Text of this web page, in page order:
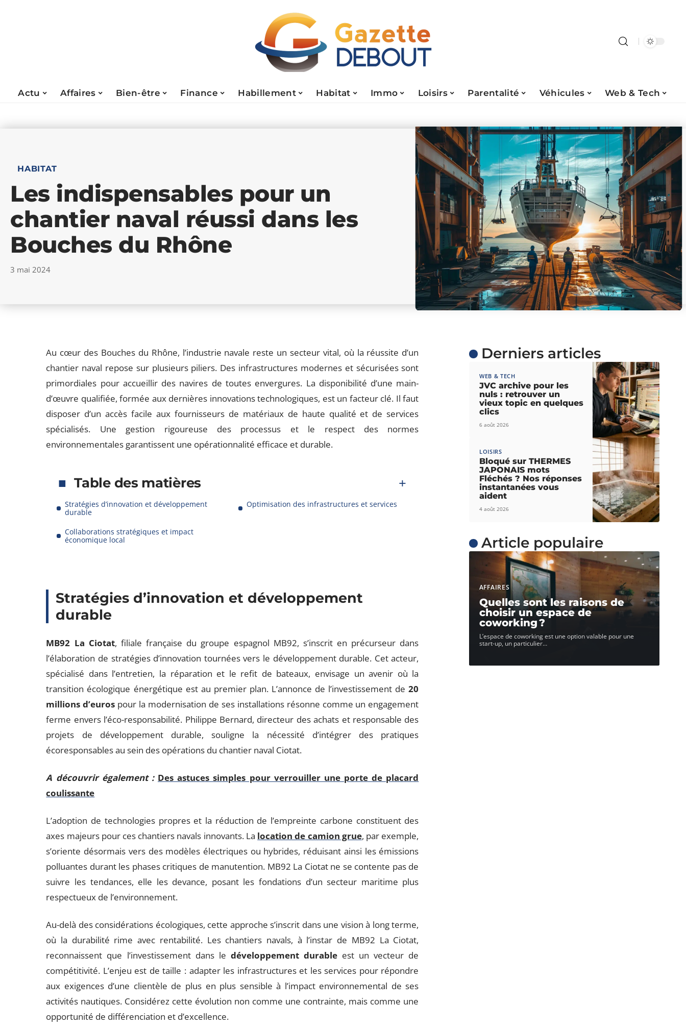
Actu Affaires Bien-être Finance Habillement Habitat Immo Loisirs Parentalité Véhicules Web & Tech
HABITAT
Les indispensables pour un
chantier naval réussi dans les
Bouches du Rhône
3 mai 2024
Au cœur des Bouches du Rhône, l’industrie navale reste un secteur vital, où la réussite d’un
chantier naval repose sur plusieurs piliers. Des infrastructures modernes et sécurisées sont
primordiales pour accueillir des navires de toutes envergures. La disponibilité d’une main-
d’œuvre qualifiée, formée aux dernières innovations technologiques, est un facteur clé. Il faut
disposer d’un accès facile aux fournisseurs de matériaux de haute qualité et de services
spécialisés. Une gestion rigoureuse des processus et le respect des normes
environnementales garantissent une opérationnalité efficace et durable.
Table des matières
Stratégies d’innovation et développement
durable
Optimisation des infrastructures et services
Collaborations stratégiques et impact
économique local
Stratégies d’innovation et développement
durable
MB92 La Ciotat, filiale française du groupe espagnol MB92, s’inscrit en précurseur dans
l’élaboration de stratégies d’innovation tournées vers le développement durable. Cet acteur,
spécialisé dans l’entretien, la réparation et le refit de bateaux, envisage un avenir où la
transition écologique énergétique est au premier plan. L’annonce de l’investissement de20
millions d’euros pour la modernisation de ses installations résonne comme un engagement
ferme envers l’éco-responsabilité. Philippe Bernard, directeur des achats et responsable des
projets de développement durable, souligne la nécessité d’intégrer des pratiques
écoresponsables au sein des opérations du chantier naval Ciotat.
A découvrir également : Des astuces simples pour verrouiller une porte de placard
coulissante
L’adoption de technologies propres et la réduction de l’empreinte carbone constituent des
axes majeurs pour ces chantiers navals innovants. La location de camion grue, par exemple,
s’oriente désormais vers des modèles électriques ou hybrides, réduisant ainsi les émissions
polluantes durant les phases critiques de manutention. MB92 La Ciotat ne se contente pas de
suivre les tendances, elle les devance, posant les fondations d’un secteur maritime plus
respectueux de l’environnement.
Au-delà des considérations écologiques, cette approche s’inscrit dans une vision à long terme,
où la durabilité rime avec rentabilité. Les chantiers navals, à l’instar de MB92 La Ciotat,
reconnaissent que l’investissement dans le développement durableest un vecteur de
compétitivité. L’enjeu est de taille : adapter les infrastructures et les services pour répondre
aux exigences d’une clientèle de plus en plus sensible à l’impact environnemental de ses
activités nautiques. Considérez cette évolution non comme une contrainte, mais comme une
opportunité de différenciation et d’excellence.
Derniers articles
WEB & TECH
JVC archive pour les
nuls : retrouver un
vieux topic en quelques
clics
6 août 2026
LOISIRS
Bloqué sur THERMES
JAPONAIS mots
Fléchés ? Nos réponses
instantanées vous
aident
4 août 2026
Article populaire
AFFAIRES
Quelles sont les raisons de
choisir un espace de
coworking ?
L’espace de coworking est une option valable pour une
start-up, un particulier…